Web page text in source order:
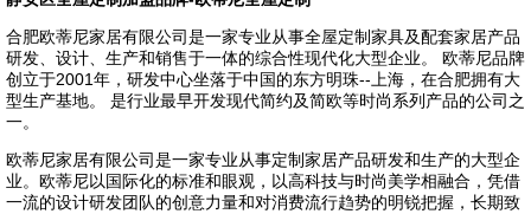
合肥欧蒂尼家居有限公司是一家专业从事全屋定制家具及配套家居产品
研发、设计、生产和销售于一体的综合性现代化大型企业。 欧蒂尼品牌
创立于2001年，研发中心坐落于中国的东方明珠--上海，在合肥拥有大
型生产基地。 是行业最早开发现代简约及简欧等时尚系列产品的公司之
一。
欧蒂尼家居有限公司是一家专业从事定制家居产品研发和生产的大型企
业。欧蒂尼以国际化的标准和眼观，以高科技与时尚美学相融合，凭借
一流的设计研发团队的创意力量和对消费流行趋势的明锐把握，长期致